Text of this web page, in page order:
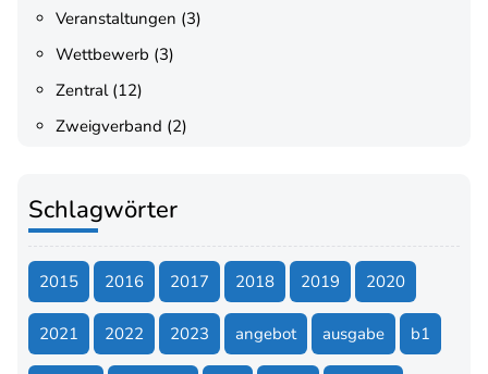
Veranstaltungen (3)
Wettbewerb (3)
Zentral(12)
Zweigverband (2)
Schlagwörter
2015 2016 2017 2018 2019 2020
2021 2022 2023 angebot ausgabe b1